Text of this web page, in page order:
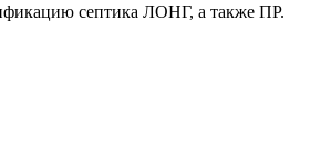
септика ЛОНГ, а также ПР.